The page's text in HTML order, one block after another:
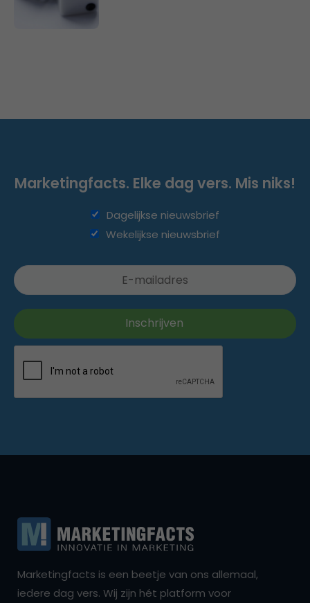
Marketingfacts. Elke dag vers. Mis niks!
Dagelijkse nieuwsbrief
Wekelijkse nieuwsbrief
Marketingfacts is een beetje van ons allemaal,
iedere dag vers. Wij zijn hét platform voor